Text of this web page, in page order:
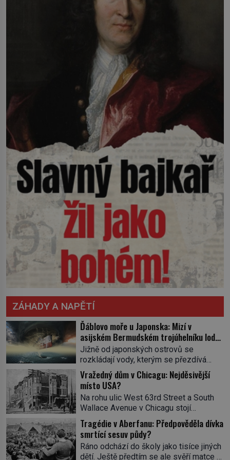
ZÁHADY A NAPĚTÍ
Ďáblovo moře u Japonska: Mizí v
asijském Bermudském trojúhelníku lodě
ve spárech neznámé síly?
Jižně od japonských ostrovů se
rozkládají vody, kterým se přezdívá
Ďáblovo moře. Vypráví se o lodích
mizejících beze stopy, podivných
světlech, zrádných proudech i mořských
dracích, kteří měli tyto končiny střežit už
v dávných legendách. Je tichomořský
Dračí trojúhelník skutečně prokletým
místem, nebo se zde jen nebezpečná
příroda proměnila v jednu z
nejpůsobivějších námořních záhad? […]
Vražedný dům v Chicagu: Nejděsivější
místo USA?
Na rohu ulic West 63rd Street a South
Wallace Avenue v Chicagu stojí
nenápadná pošta. Nemá žádný speciální
nápis ani pamětní desku. A přesto prý
místní zaměstnanci neradi chodí do
sklepa. Právě tady totiž sídlil sériový
Tragédie v Aberfanu: Předpověděla dívka
smrtící sesuv půdy?
Ráno odchází do školy jako tisíce jiných
dětí. Ještě předtím se ale svěří matce s